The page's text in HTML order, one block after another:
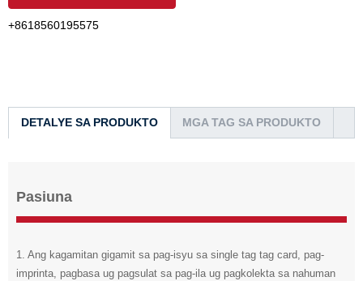
+8618560195575
DETALYE SA PRODUKTO MGA TAG SA PRODUKTO
Pasiuna
1. Ang kagamitan gigamit sa pag-isyu sa single tag tag card, pag-
imprinta, pagbasa ug pagsulat sa pag-ila ug pagkolekta sa nahuman